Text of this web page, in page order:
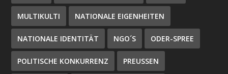
MULTIKULTI NATIONALE EIGENHEITEN
NATIONALE IDENTITÄT NGO´S ODER-SPREE
POLITISCHE KONKURRENZ PREUSSEN